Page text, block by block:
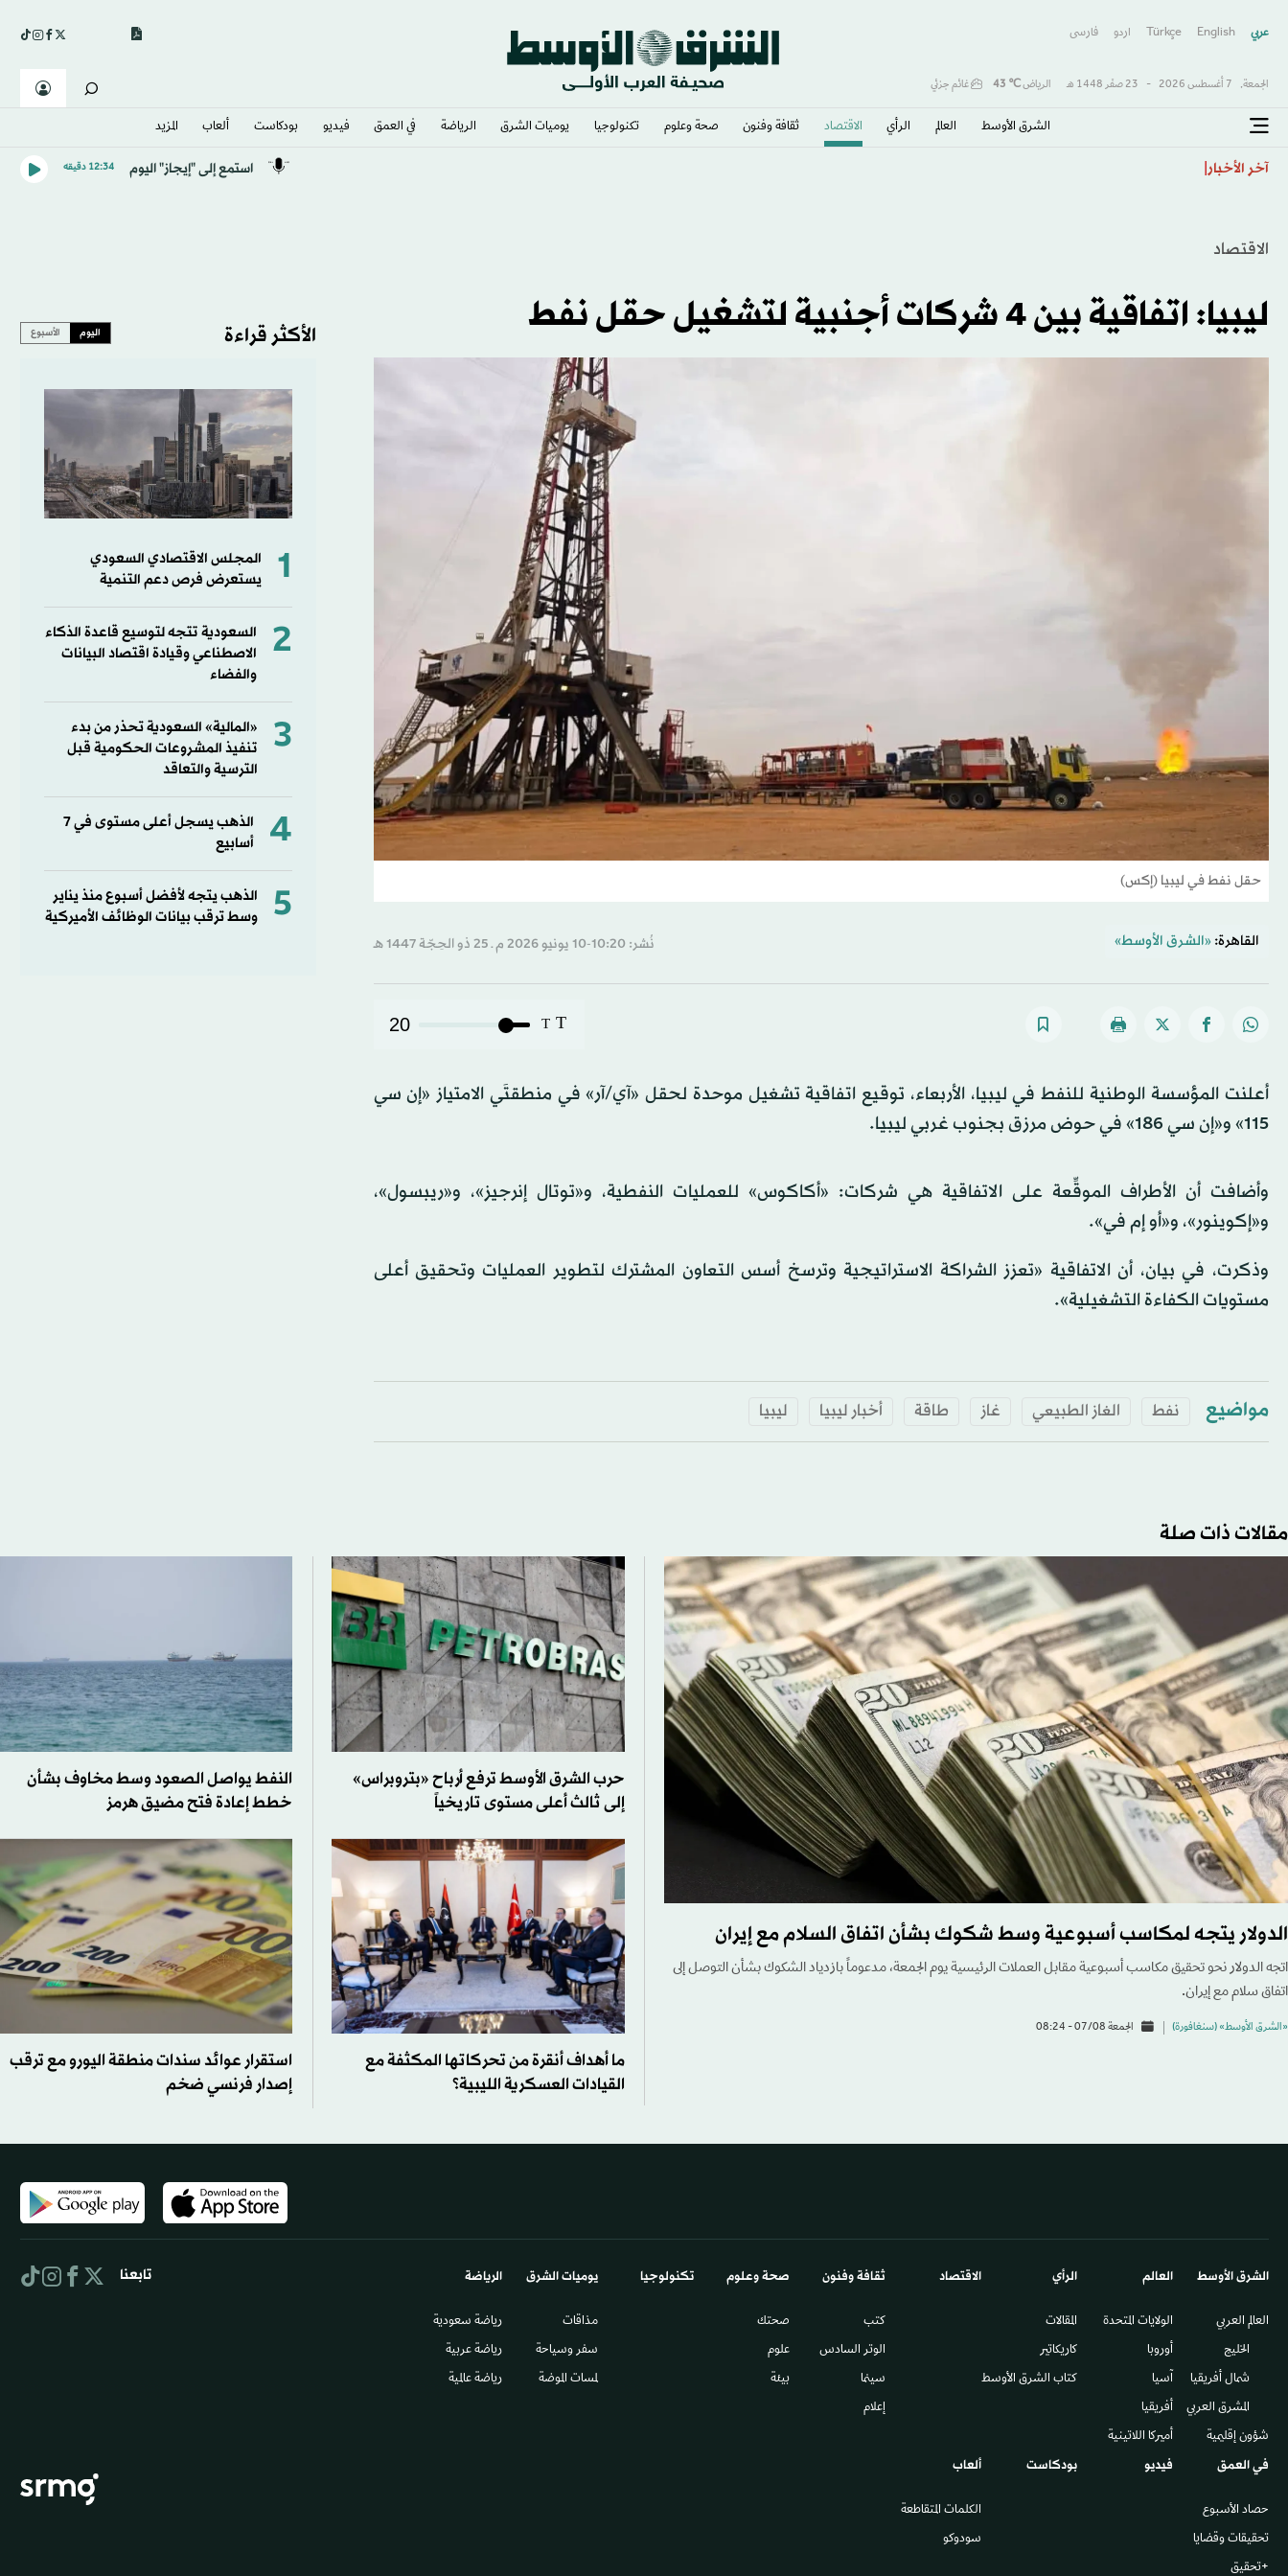
عربي English
Türkçe اردو فارسى
الجمعة, 7 أغسطس 2026 - 23 صفَر 1448 هـ الرياض℃
43 غائم جزئي
الشرق الأوسط​ العالم الرأي الاقتصاد ثقافة وفنون صحة وعلوم تكنولوجيا يوميات الشرق​ الرياضة في العمق فيديو بودكاست ألعاب المزيد
آخر الأخبار استمع إلى "إيجاز" اليوم 12:34 دقيقه
الاقتصاد
ليبيا: اتفاقية بين 4 شركات أجنبية لتشغيل حقل نفط
حقل نفط في ليبيا (إكس)
القاهرة: «الشرق الأوسط» نُشر: 10:20-10 يونيو 2026 م ـ 25 ذو الحِجّة 1447 هـ
T
T
20
أعلنت المؤسسة الوطنية للنفط في ليبيا، الأربعاء، توقيع اتفاقية تشغيل موحدة لحقل «آي/آر» في منطقتَي الامتياز «إن سي
115» و«إن سي 186» في حوض مرزق بجنوب غربي ليبيا.
وأضافت أن الأطراف الموقِّعة على الاتفاقية هي شركات: «أكاكوس» للعمليات النفطية، و«توتال إنرجيز»، و«ريبسول»،
و«إكوينور»، و«أو إم في».
وذكرت، في بيان، أن الاتفاقية «تعزز الشراكة الاستراتيجية وترسخ أسس التعاون المشترك لتطوير العمليات وتحقيق أعلى
مستويات الكفاءة التشغيلية».
مواضيع نفط الغاز الطبيعي غاز طاقة أخبار ليبيا ليبيا
الأكثر قراءة اليوم الأسبوع
1
المجلس الاقتصادي السعودي
يستعرض فرص دعم التنمية
2
السعودية تتجه لتوسيع قاعدة الذكاء
الاصطناعي وقيادة اقتصاد البيانات
والفضاء
3
«المالية» السعودية تحذر من بدء
تنفيذ المشروعات الحكومية قبل
الترسية والتعاقد
4
الذهب يسجل أعلى مستوى في 7
أسابيع
5
الذهب يتجه لأفضل أسبوع منذ يناير
وسط ترقب بيانات الوظائف الأميركية
مقالات ذات صلة
الدولار يتجه لمكاسب أسبوعية وسط شكوك بشأن اتفاق السلام مع إيران
اتجه الدولار نحو تحقيق مكاسب أسبوعية مقابل العملات الرئيسية يوم الجمعة، مدعوماً بازدياد الشكوك بشأن التوصل إلى
اتفاق سلام مع إيران.
«الشرق الأوسط» (سنغافورة) الجمعة 07/08 - 08:24
حرب الشرق الأوسط ترفع أرباح «بتروبراس»
إلى ثالث أعلى مستوى تاريخياً
النفط يواصل الصعود وسط مخاوف بشأن
خطط إعادة فتح مضيق هرمز
ما أهداف أنقرة من تحركاتها المكثفة مع
القيادات العسكرية الليبية؟
استقرار عوائد سندات منطقة اليورو مع ترقب
إصدار فرنسي ضخم
الشرق الأوسط​
العالم العربي
الخليج
شمال أفريقيا
المشرق العربي
شؤون إقليمية
العالم
الولايات المتحدة
أوروبا
آسيا
أفريقيا
أميركا اللاتينية
الرأي
المقالات
كاريكاتير
كتاب الشرق الأوسط
الاقتصاد ثقافة وفنون
كتب
الوتر السادس​
سينما
إعلام
صحة وعلوم
صحتك
علوم
بيئة
تكنولوجيا يوميات الشرق​
مذاقات
سفر وسياحة
لمسات الموضة
الرياضة
رياضة سعودية
رياضة عربية
رياضة عالمية
في العمق
حصاد الأسبوع
تحقيقات وقضايا
+تحقيق
فيديو بودكاست ألعاب
الكلمات المتقاطعة
سودوكو
تابعنا